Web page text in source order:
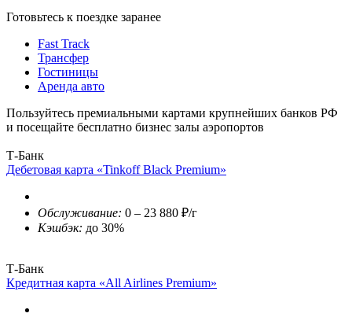
Готовьтесь к поездке заранее
Fast Track
Трансфер
Гостиницы
Аренда авто
Пользуйтесь премиальными картами крупнейших банков РФ
и посещайте бесплатно бизнес залы аэропортов
Т-Банк
Дебетовая карта «Tinkoff Black Premium»
Обслуживание: 0 – 23 880 ₽/г
Кэшбэк: до 30%
Т-Банк
Кредитная карта «All Airlines Premium»